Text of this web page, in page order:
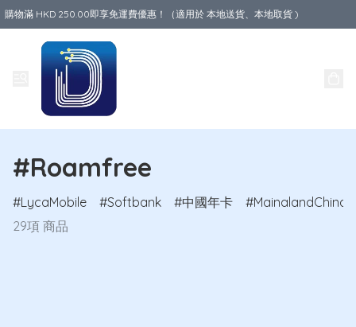
購物滿 HKD 250.00即享免運費優惠！（適用於 本地送貨、本地取貨 )
#Roamfree
LycaMobile Softbank 中國年卡
MainalandChina
29項 商品